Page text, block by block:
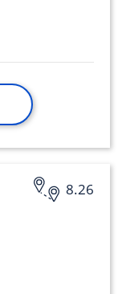
8.26